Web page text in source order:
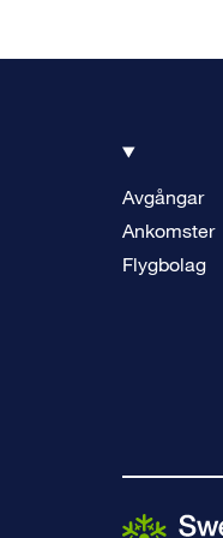
Avgångar
Ankomster
Flygbolag